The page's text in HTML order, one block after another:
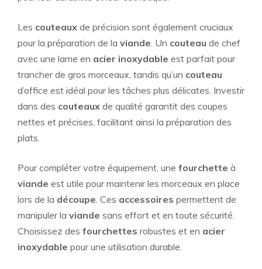
Les couteaux de précision sont également cruciaux
pour la préparation de la viande. Un couteau de chef
avec une lame en acier inoxydable est parfait pour
trancher de gros morceaux, tandis qu’un couteau
d’office est idéal pour les tâches plus délicates. Investir
dans des couteaux de qualité garantit des coupes
nettes et précises, facilitant ainsi la préparation des
plats.
Pour compléter votre équipement, une fourchette à
viande est utile pour maintenir les morceaux en place
lors de la découpe. Ces accessoires permettent de
manipuler la viande sans effort et en toute sécurité.
Choisissez des fourchettes robustes et en acier
inoxydable pour une utilisation durable.